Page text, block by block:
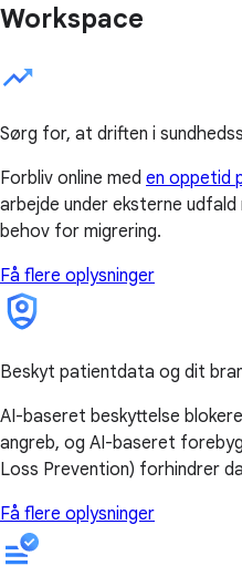
Workspace
Sørg for, at driften i
Forbliv online med en oppetid
arbejde under eksterne
behov for migrering.
Få flere oplysninger
Beskyt patientdata og dit
AI-baseret beskyttelse
angreb, og AI-baseret
Loss Prevention) forhindrer
Få flere oplysninger